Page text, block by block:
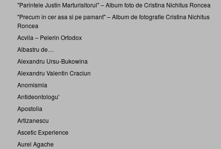
"Parintele Justin Marturisitorul" – Album foto de Cristina Nichitus Roncea
"Precum in cer asa si pe pamant" – Album de fotografie Cristina Nichitus
Roncea
Acvila – Pelerin Ortodox
Albastru de…
Alexandru Ursu-Bukowina
Alexandru Valentin Craciun
Anomismia
Antideontologu'
Apostolia
Artizanescu
Ascetic Experience
Aurel Agache